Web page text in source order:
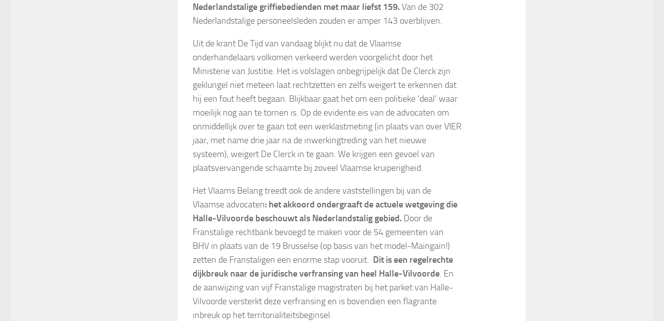
Nederlandstalige griffiebedienden met maar liefst 159.Van de 302
Nederlandstalige personeelsleden zouden er amper 143 overblijven.
Uit de krant De Tijd van vandaag blijkt nu dat de Vlaamse
onderhandelaars volkomen verkeerd werden voorgelicht door het
Ministerie van Justitie. Het is volslagen onbegrijpelijk dat De Clerck zijn
geklungel niet meteen laat rechtzetten en zelfs weigert te erkennen dat
hij een fout heeft begaan. Blijkbaar gaat het om een politieke ‘deal’ waar
moeilijk nog aan te tornen is. Op de evidente eis van de advocaten om
onmiddellijk over te gaan tot een werklastmeting (in plaats van over VIER
jaar, met name drie jaar na de inwerkingtreding van het nieuwe
systeem), weigert De Clerck in te gaan. We krijgen een gevoel van
plaatsvervangende schaamte bij zoveel Vlaamse kruiperigheid.
Het Vlaams Belang treedt ook de andere vaststellingen bij van de
Vlaamse advocaten: het akkoord ondergraaft de actuele wetgeving die
Halle-Vilvoorde beschouwt als Nederlandstalig gebied. Door de
Franstalige rechtbank bevoegd te maken voor de 54 gemeenten van
BHV in plaats van de 19 Brusselse (op basis van het model-Maingain!)
zetten de Franstaligen een enorme stap vooruit. Dit is een regelrechte
dijkbreuk naar de juridische verfransing van heel Halle-Vilvoorde. En
de aanwijzing van vijf Franstalige magistraten bij het parket van Halle-
Vilvoorde versterkt deze verfransing en is bovendien een flagrante
inbreuk op het territorialiteitsbeginsel.